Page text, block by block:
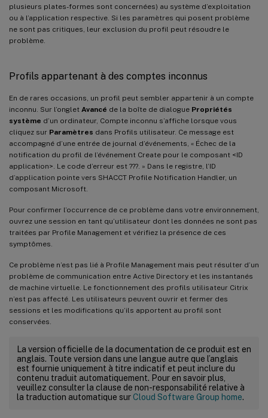
plusieurs plates-formes sont concernées) au système d’exploitation
ou à l’application respective. Si les paramètres qui posent problème
ne sont pas critiques, leur exclusion du profil peut résoudre le
problème.
Profils appartenant à des comptes inconnus
En de rares occasions, un profil peut sembler appartenir à un compte
inconnu. Sur l’onglet Avancé de la boîte de dialogue Propriétés
système d’un ordinateur, Compte inconnu s’affiche lorsque vous
cliquez sur Paramètres dans Profils utilisateur. Ce message est
accompagné d’une entrée de journal d’événements, « Échec de la
notification du profil de l’événement Create pour le composant <ID
application>. Le code d’erreur est ???. » Dans le registre, l’ID
d’application pointe vers SHACCT Profile Notification Handler, un
composant Microsoft.
Pour confirmer l’occurrence de ce problème dans votre environnement,
ouvrez une session en tant qu’utilisateur dont les données ne sont pas
traitées par Profile Management et vérifiez la présence de ces
symptômes.
Ce problème n’est pas lié à Profile Management mais peut résulter d’un
problème de communication entre Active Directory et les instantanés
de machine virtuelle. Le fonctionnement des profils utilisateur Citrix
n’est pas affecté. Les utilisateurs peuvent ouvrir et fermer des
sessions et les modifications qu’ils apportent au profil sont
conservées.
La version officielle de la documentation de ce produit est en
anglais. Toute version dans une langue autre que l’anglais
est fournie uniquement à titre indicatif et peut inclure du
contenu traduit automatiquement. Pour en savoir plus,
veuillez consulter la clause de non-responsabilité relative à
la traduction automatique surCloud Software Group home.